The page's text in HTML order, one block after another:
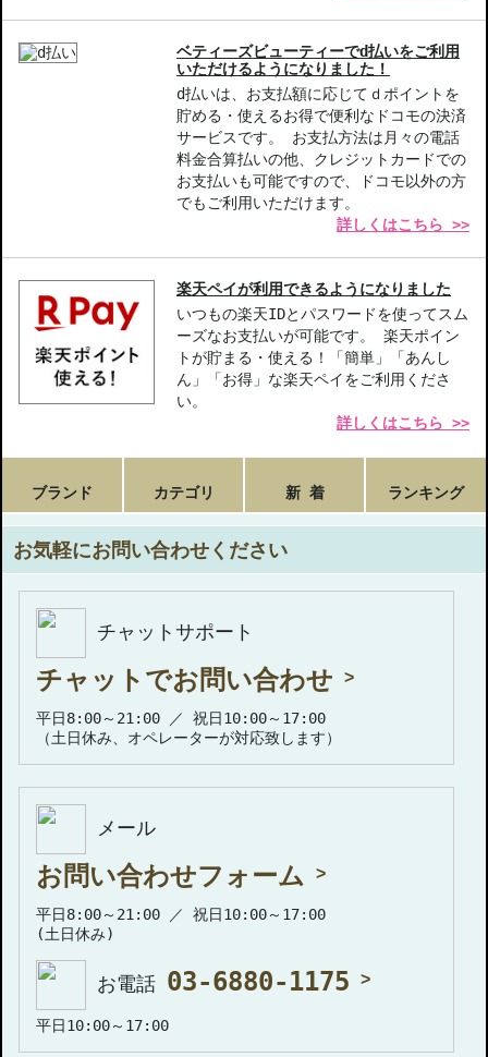
華やかなフローラルの香り-幾重にもなる花々が祝福感を演出。
優雅な香りの変化-フレッシュなトップノートからマイルドなベー
スまで楽しめる。
特別な日にぴったり-自分のご褒美やギフトにも最適なフレグラン
【こんな方へおすすめ】
華やかな香りを楽しみたい方
特別な日のために特別なフレグランスを探している方
商品番号：10812966
JAN/UPC：027131286905
お悩み・効果
ウッディ系
ベティーズビューティーでd払いをご利用
いただけるようになりました！
d払いは、お支払額に応じてｄポイントを
貯める・使えるお得で便利なドコモの決済
サービスです。 お支払方法は月々の電話
料金合算払いの他、クレジットカードでの
お支払いも可能ですので、ドコモ以外の方
でもご利用いただけます。
詳しくはこちら >>
楽天ペイが利用できるようになりました
いつもの楽天IDとパスワードを使ってスム
ーズなお支払いが可能です。 楽天ポイン
トが貯まる・使える！「簡単」「あんし
ん」「お得」な楽天ペイをご利用くださ
い。
詳しくはこちら >>
ブランド カテゴリ 新 着 ランキング
お気軽にお問い合わせください
チャットサポート
チャットでお問い合わせ
平日8:00～21:00 ／ 祝日10:00～17:00
（土日休み、オペレーターが対応致します）
メール
お問い合わせフォーム
平日8:00～21:00 ／ 祝日10:00～17:00
(土日休み)
お電話 03-6880-1175
平日10:00～17:00